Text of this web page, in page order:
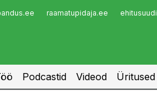
raamatupidaja.ee
Podcastid Videod Üritused